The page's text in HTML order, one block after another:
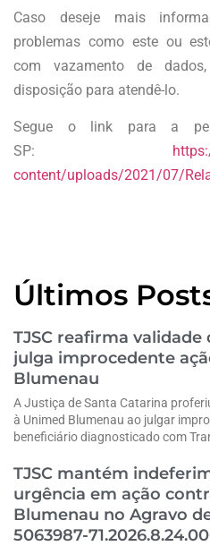
Caso deseje mais
problemas como este ou
com vazamento de
disposição para atendê-lo.
Segue o link para a
SP:
content/uploads/2021/07/
Últimos
TJSC reafirma
julga improcedente
Blumenau
A Justiça de Santa Catarina
à Unimed Blumenau ao julgar
beneficiário diagnosticado com
TJSC mantém
urgência em ação
Blumenau no Agravo
5063987-